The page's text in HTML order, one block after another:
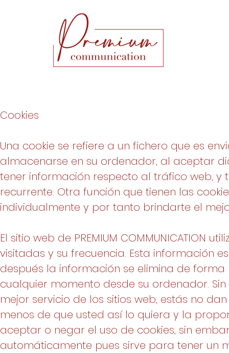
Cookies
Una cookie se refiere a un fichero que es
almacenarse en su ordenador, al aceptar
tener información respecto al tráfico web,
recurrente. Otra función que tienen las
individualmente y por tanto brindarte el
El sitio web de PREMIUM
visitadas y su frecuencia. Esta información
después la información se elimina de
cualquier momento desde su ordenador.
mejor servicio de los sitios web, estás no
menos de que usted así lo quiera y la
aceptar o negar el uso de cookies, sin
automáticamente pues sirve para tener un